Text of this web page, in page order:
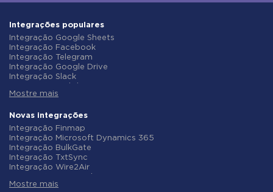
Integrações populares
Integração Google Sheets
Integração Facebook
Integração Telegram
Integração Google Drive
Integração Slack
Integração Gmail
Integração ClickUp
Integração Airtable
Integração Google Contacts
Integração OpenAI (ChatGPT)
Integração Instagram
Integração ActiveCampaign
Integração Typeform
Integração Salesforce CRM
Mostre mais
Novas integrações
Integração Finmap
Integração Microsoft Dynamics 365
Integração BulkGate
Integração TxtSync
Integração Wire2Air
Integração Infobip
Mostre mais